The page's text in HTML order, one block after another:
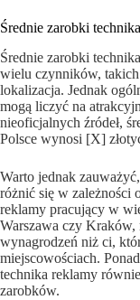
Średnie zarobki
Średnie zarobki
wielu czynników,
lokalizacja. Jednak
mogą liczyć na
nieoficjalnych źródeł,
Polsce wynosi [X]
Warto jednak
różnić się w zależności
reklamy pracujący w
Warszawa czy
wynagrodzeń niż ci,
miejscowościach.
technika reklamy
zarobków.